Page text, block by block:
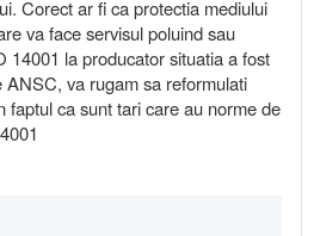
Corect ar fi ca protectia mediului
va face servisul poluind sau
14001 la producator situatia a fost
ANSC, va rugam sa reformulati
faptul ca sunt tari care au norme de